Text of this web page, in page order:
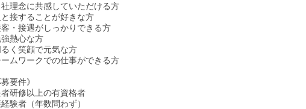
社理念に共感していただける方
と接することが好きな方
客・接遇がしっかりできる方
強熱心な方
るく笑顔で元気な方
ームワークでの仕事ができる方
募要件》
研修以上の有資格者
験者（年数問わず）